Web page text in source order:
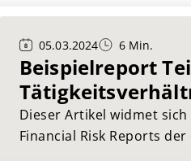
Lieferantenbewertung
05.03.2024 6 Min.
Beispielreport
Dieser Artikel widmet
Financial Risk Reports der die